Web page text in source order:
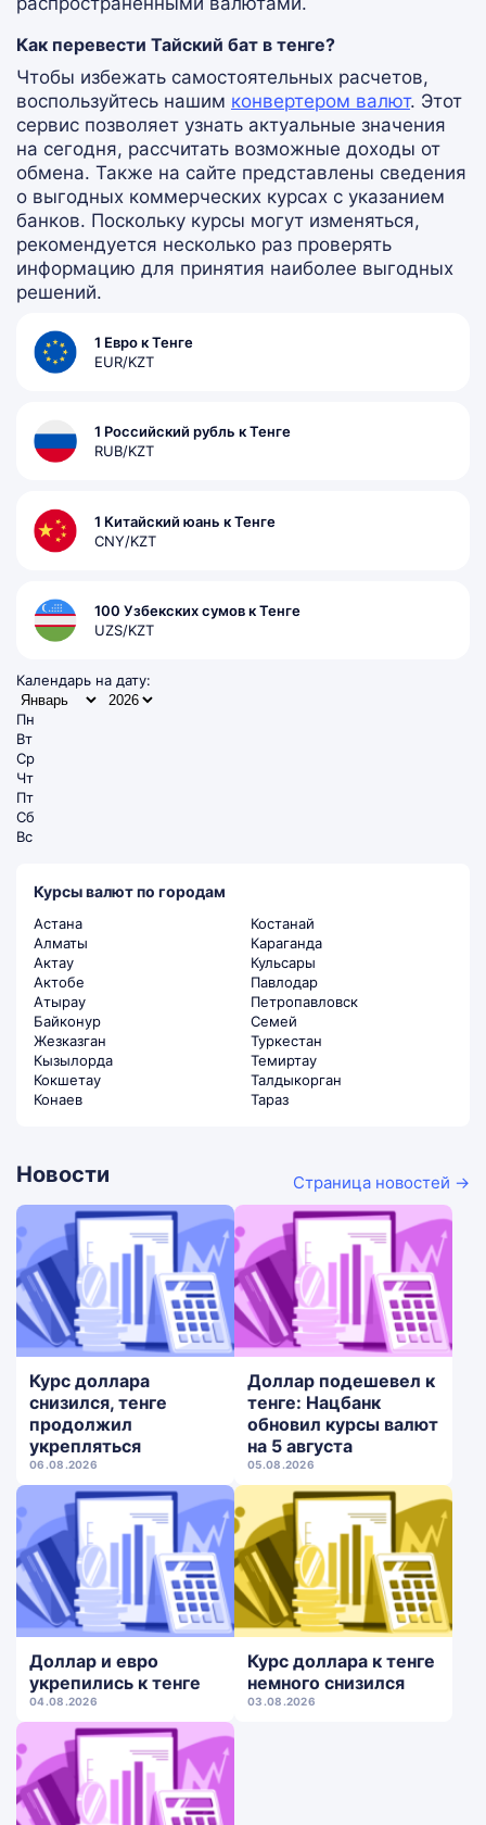
Как перевести Тайский бат в тенге?
Чтобы избежать самостоятельных расчетов,
воспользуйтесь нашим конвертером валют. Этот
сервис позволяет узнать актуальные значения
на сегодня, рассчитать возможные доходы от
обмена. Также на сайте представлены сведения
о выгодных коммерческих курсах с указанием
банков. Поскольку курсы могут изменяться,
рекомендуется несколько раз проверять
информацию для принятия наиболее выгодных
решений.
1 Евро к Тенге
EUR/KZT
1 Российский рубль к Тенге
RUB/KZT
1 Китайский юань к Тенге
CNY/KZT
100 Узбекских сумов к Тенге
UZS/KZT
Календарь на дату:
Пн
Вт
Ср
Чт
Пт
Сб
Вс
Курсы валют по городам
Астана
Алматы
Актау
Актобе
Атырау
Байконур
Жезказган
Кызылорда
Кокшетау
Конаев
Костанай
Караганда
Кульсары
Павлодар
Петропавловск
Семей
Туркестан
Темиртау
Талдыкорган
Тараз
Новости Страница новостей →
Курс доллара
снизился, тенге
продолжил
укрепляться
06.08.2026
Доллар подешевел к
тенге: Нацбанк
обновил курсы валют
на 5 августа
05.08.2026
Доллар и евро
укрепились к тенге
04.08.2026
Курс доллара к тенге
немного снизился
03.08.2026